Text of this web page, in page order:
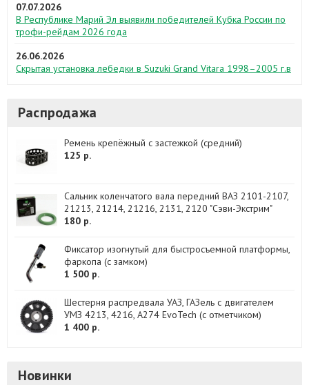
07.07.2026
В Республике Марий Эл выявили победителей Кубка России по
трофи-рейдам 2026 года
26.06.2026
Скрытая установка лебедки в Suzuki Grand Vitara 1998–2005 г.в
Распродажа
Ремень крепёжный с застежкой (средний)
125 р.
Сальник коленчатого вала передний ВАЗ 2101-2107,
21213, 21214, 21216, 2131, 2120 "Сэви-Экстрим"
180 р.
Фиксатор изогнутый для быстросъемной платформы,
фаркопа (с замком)
1 500 р.
Шестерня распредвала УАЗ, ГАЗель с двигателем
УМЗ 4213, 4216, А274 EvoTech (с отметчиком)
1 400 р.
Новинки